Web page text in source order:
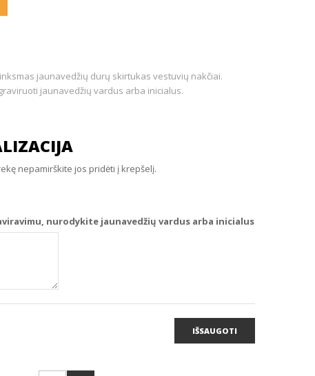
jaunavedžių durų skirtukas vestuvių nakčiai.
jaunavedžių vardus arba inicialus.
nepamirškite jos pridėti į krepšelį.
nurodykite jaunavedžių vardus arba inicialus
IŠSAUGOTI